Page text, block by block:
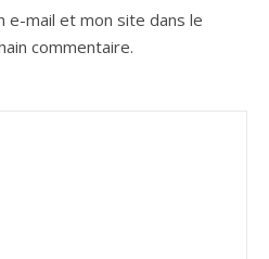
e-mail et mon site dans le
commentaire.